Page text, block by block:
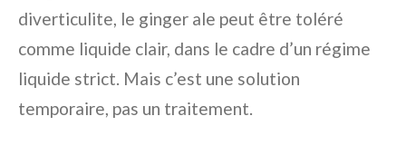
diverticulite, le ginger ale peut être toléré
comme liquide clair, dans le cadre d’un régime
liquide strict. Mais c’est une solution
temporaire, pas un traitement.